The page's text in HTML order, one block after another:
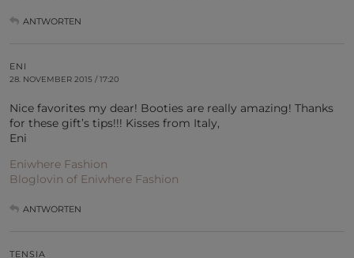
ANTWORTEN
ENI
28. NOVEMBER 2015 / 17:20
Nice favorites my dear! Booties are really amazing! Thanks
for these gift’s tips!!! Kisses from Italy,
Eni
Eniwhere Fashion
Bloglovin of Eniwhere Fashion
ANTWORTEN
TENSIA